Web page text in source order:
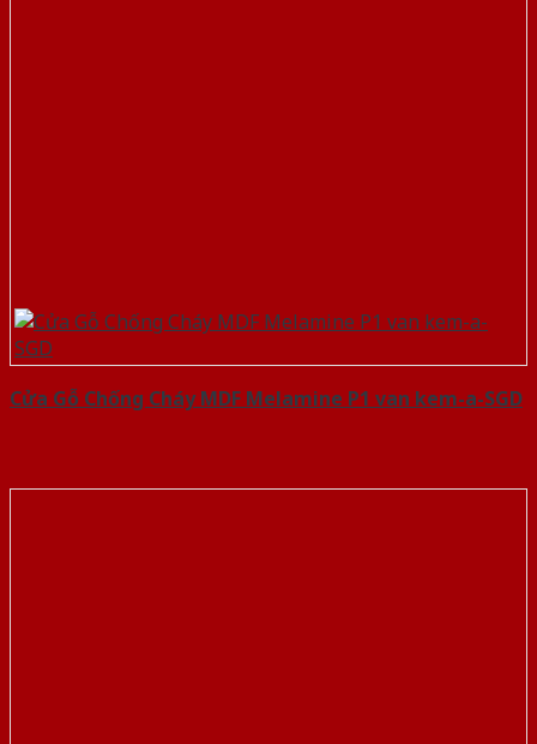
Cửa Gỗ Chống Cháy MDF Melamine P1 van kem-a-SGD